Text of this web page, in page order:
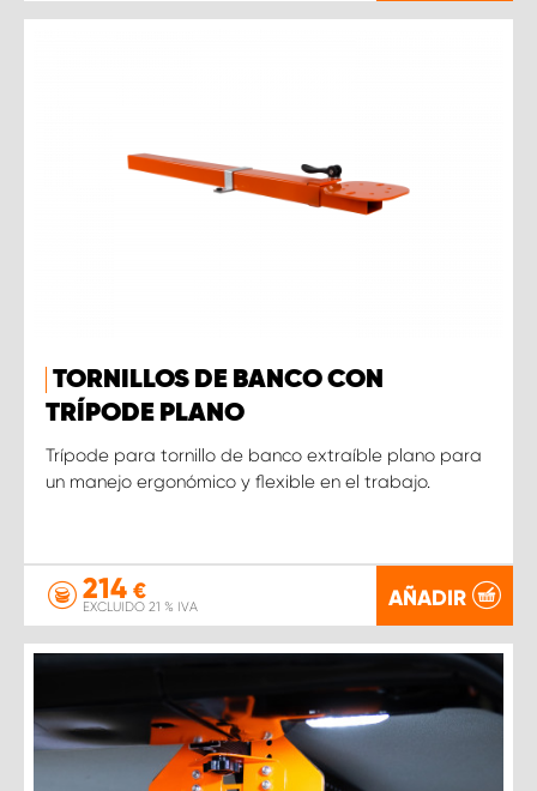
TORNILLOS DE BANCO CON
TRÍPODE PLANO
Trípode para tornillo de banco extraíble plano para
un manejo ergonómico y flexible en el trabajo.
214 €
EXCLUIDO 21 % IVA AÑADIR